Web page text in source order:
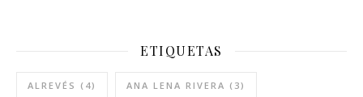
ETIQUETAS
ALREVÉS (4) ANA LENA RIVERA (3)